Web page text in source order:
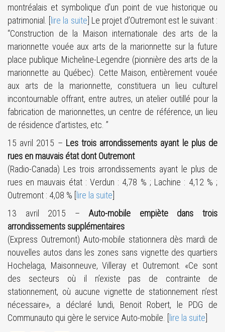
montréalais et symbolique d’un point de vue historique ou
patrimonial. [
lire la suite ] Le projet d’Outremont est le suivant :
“Construction de la Maison internationale des arts de la
marionnette vouée aux arts de la marionnette sur la future
place publique Micheline-Legendre (pionnière des arts de la
marionnette au Québec). Cette Maison, entièrement vouée
aux arts de la marionnette, constituera un lieu culturel
incontournable offrant, entre autres, un atelier outillé pour la
fabrication de marionnettes, un centre de référence, un lieu
de résidence d’artistes, etc. ”
15 avril 2015 – Les trois arrondissements ayant le plus de
rues en mauvais état dont Outremont
(Radio-Canada) Les trois arrondissements ayant le plus de
rues en mauvais état : Verdun : 4,78 % ; Lachine : 4,12 % ;
Outremont : 4,08 % [
lire la suite
13 avril 2015 – Auto-mobile empiète dans trois
arrondissements supplémentaires
(Express Outremont) Auto-mobile stationnera dès mardi de
nouvelles autos dans les zones sans vignette des quartiers
Hochelaga, Maisonneuve, Villeray et Outremont. «Ce sont
des secteurs où il n’existe pas de contrainte de
stationnement, où aucune vignette de stationnement n’est
nécessaire», a déclaré lundi, Benoit Robert, le PDG de
Communauto qui gère le service Auto-mobile. [
lire la suite